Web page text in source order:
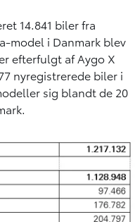
14.841 biler fra
model i Danmark blev
efterfulgt af Aygo X
nyregistrerede biler i
sig blandt de 20